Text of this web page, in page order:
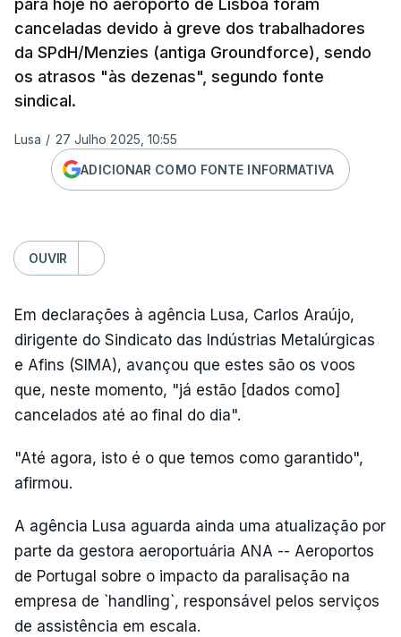
para hoje no aeroporto de Lisboa foram
canceladas devido à greve dos trabalhadores
da SPdH/Menzies (antiga Groundforce), sendo
os atrasos "às dezenas", segundo fonte
sindical.
Lusa / 27 Julho 2025, 10:55
ADICIONAR COMO FONTE INFORMATIVA
OUVIR
Em declarações à agência Lusa, Carlos Araújo,
dirigente do Sindicato das Indústrias Metalúrgicas
e Afins (SIMA), avançou que estes são os voos
que, neste momento, "já estão [dados como]
cancelados até ao final do dia".
"Até agora, isto é o que temos como garantido",
afirmou.
A agência Lusa aguarda ainda uma atualização por
parte da gestora aeroportuária ANA -- Aeroportos
de Portugal sobre o impacto da paralisação na
empresa de `handling`, responsável pelos serviços
de assistência em escala.